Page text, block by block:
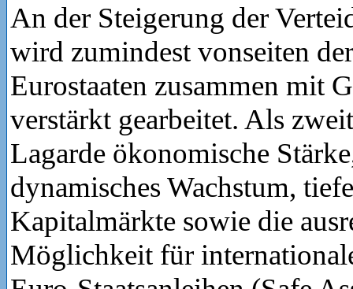
An der Steigerung der
wird zumindest vonseiten
Eurostaaten zusammen mit
verstärkt gearbeitet. Als
Lagarde ökonomische
dynamisches Wachstum,
Kapitalmärkte sowie die
Möglichkeit für